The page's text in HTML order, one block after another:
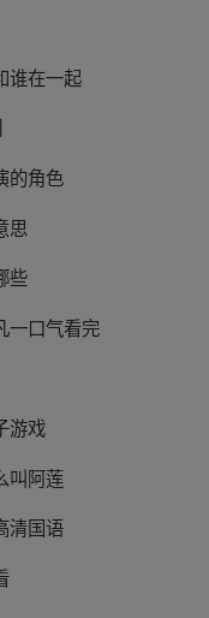
谁在一起
的角色
思
些
一口气看完
游戏
叫阿莲
清国语